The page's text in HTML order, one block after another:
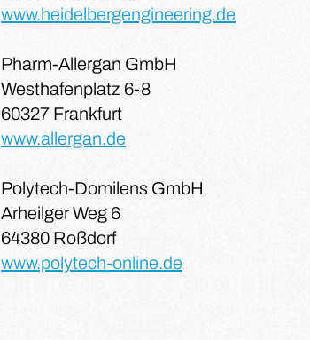
www.heidelbergengineering.de
Pharm-Allergan GmbH
Westhafenplatz 6-8
60327 Frankfurt
www.allergan.de
Polytech-Domilens GmbH
Arheilger Weg 6
64380 Roßdorf
www.polytech-online.de